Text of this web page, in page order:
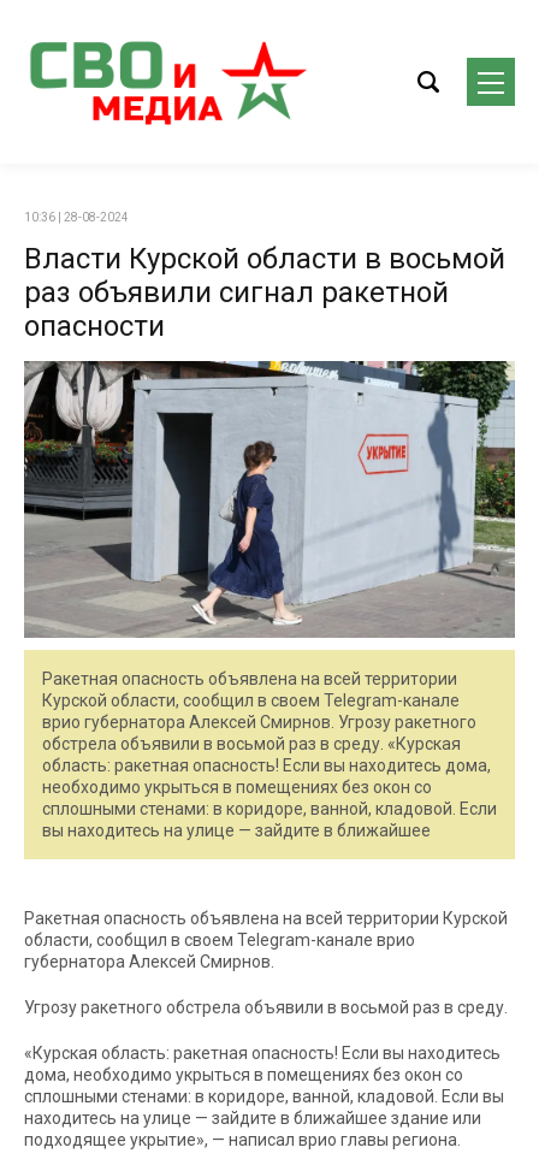
10:36 | 28-08-2024
Власти Курской области в восьмой
раз объявили сигнал ракетной
опасности
Ракетная опасность объявлена на всей территории
Курской области, сообщил в своем Telegram-канале
врио губернатора Алексей Смирнов. Угрозу ракетного
обстрела объявили в восьмой раз в среду. «Курская
область: ракетная опасность! Если вы находитесь дома,
необходимо укрыться в помещениях без окон со
сплошными стенами: в коридоре, ванной, кладовой. Если
вы находитесь на улице — зайдите в ближайшее
Ракетная опасность объявлена на всей территории Курской
области, сообщил в своем Telegram-канале врио
губернатора Алексей Смирнов.
Угрозу ракетного обстрела объявили в восьмой раз в среду.
«Курская область: ракетная опасность! Если вы находитесь
дома, необходимо укрыться в помещениях без окон со
сплошными стенами: в коридоре, ванной, кладовой. Если вы
находитесь на улице — зайдите в ближайшее здание или
подходящее укрытие», — написал врио главы региона.